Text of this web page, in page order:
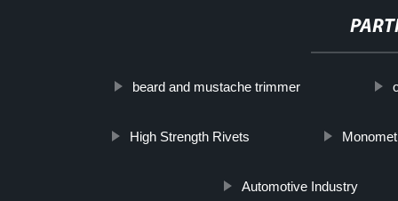
beard and mustache trimmer
High Strength Rivets
Automotive Industry